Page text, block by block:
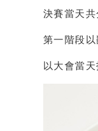
決賽當天
第一階段
以大會當